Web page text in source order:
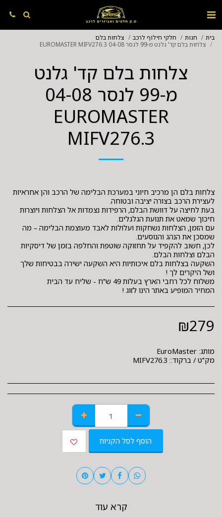
בית חנות חלקי חילוף לרכב
צלחות בלם
צלחות בלם קד' גלנט מ-99 לנסר 04-08 EUROMASTER MIFV276.3
צלחות בלם קד' גלנט
מ-99 לנסר 04-08
EUROMASTER
MIFV276.3
צלחות בלם הן מרכיב חיוני במערכת הבלימה של הרכב והן אחראיות
בעת לחיצה על דוושת הבלם, הרפידות נצמדות אל הצלחות ויוצרות
עם הזמן, הצלחות נשחקות ועלולות לאבד מעוצמת הבלימה – מה
לכן, חשוב להקפיד על תחזוקה שוטפת והחלפה בזמן של דיסקיות
השקעה בצלחות בלם איכותיות היא השקעה ישירה בבטיחות שלך
המחיר המופיע באתר הינו לזוג !
₪279
מותג: EuroMaster
מק"ט / ברקוד:: MIFV276.3
הוסף לסל הקניות
קרא עוד